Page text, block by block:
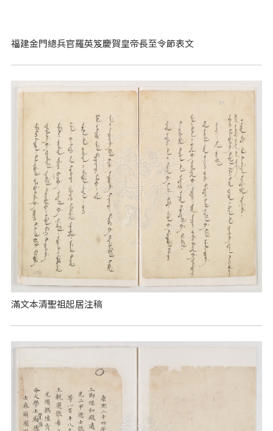
福建金門總兵官羅英笈慶賀皇帝長至令節表文
滿文本清聖祖起居注稿